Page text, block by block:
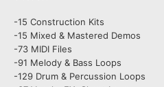
-15 Construction Kits
-15 Mixed & Mastered Demos
-73 MIDI Files
-91 Melody & Bass Loops
-129 Drum & Percussion Loops